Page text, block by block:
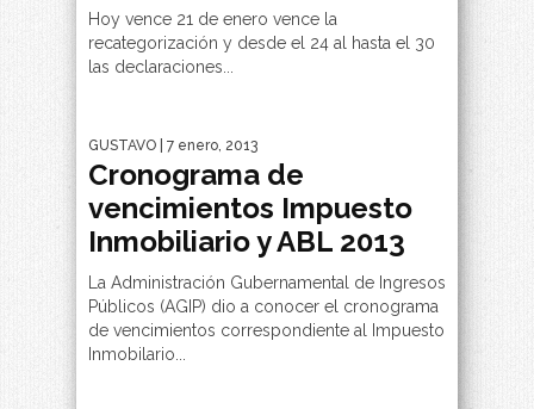
Hoy vence 21 de enero vence la
recategorización y desde el 24 al hasta el 30
las declaraciones...
GUSTAVO | 7 enero, 2013
Cronograma de
vencimientos Impuesto
Inmobiliario y ABL 2013
La Administración Gubernamental de Ingresos
Públicos (AGIP) dio a conocer el cronograma
de vencimientos correspondiente al Impuesto
Inmobilario...